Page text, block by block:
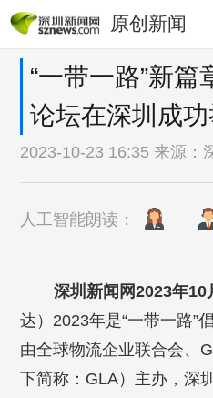
原创新闻
“一带一路”新篇
论坛在深圳成
2023-10-23 16:35 来源：
人工智能朗读：
深圳新闻网2023年10
达）2023年是“一带一路”
由全球物流企业联合会、
下简称：GLA）主办，深